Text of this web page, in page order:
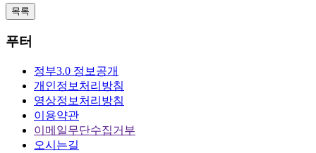
목록
푸터
정부3.0 정보공개
개인정보처리방침
영상정보처리방침
이용약관
이메일무단수집거부
오시는길